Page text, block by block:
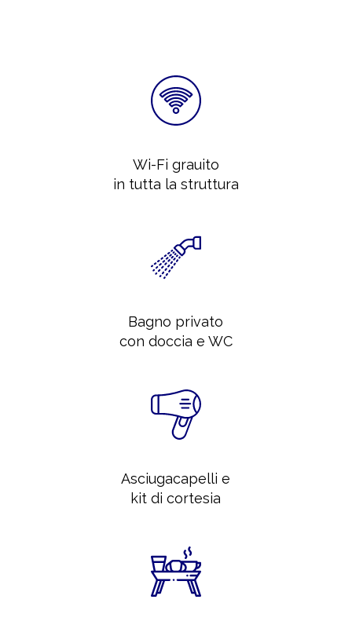
Wi-Fi grauito
in tutta la struttura
Bagno privato
con doccia e WC
Asciugacapelli e
kit di cortesia